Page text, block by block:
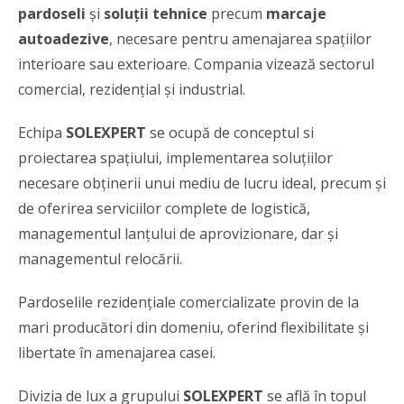
pardoseli și soluții tehnice precum marcaje
autoadezive, necesare pentru amenajarea spațiilor
interioare sau exterioare. Compania vizează sectorul
comercial, rezidențial și industrial.
Echipa SOLEXPERT se ocupă de conceptul si
proiectarea spațiului, implementarea soluțiilor
necesare obținerii unui mediu de lucru ideal, precum și
de oferirea serviciilor complete de logistică,
managementul lanțului de aprovizionare, dar și
managementul relocării.
Pardoselile rezidențiale comercializate provin de la
mari producători din domeniu, oferind flexibilitate și
libertate în amenajarea casei.
Divizia de lux a grupului SOLEXPERT se află în topul